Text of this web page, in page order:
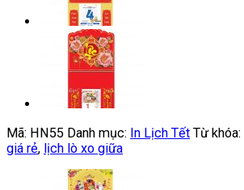
Mã: HN55 Danh mục: In Lịch Tết Từ khóa:
giá rẻ, lịch lò xo giữa